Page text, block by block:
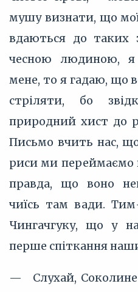
мушу визнати, що
вдаються до таких
чесною людиною,
мене, то я гадаю, що
стріляти, бо
природний хист до
Письмо вчить нас, що
риси ми переймаємо
правда, що воно
чиїсь там вади.
Чингачгуку, що у
перше спіткання
— Слухай, Соколине